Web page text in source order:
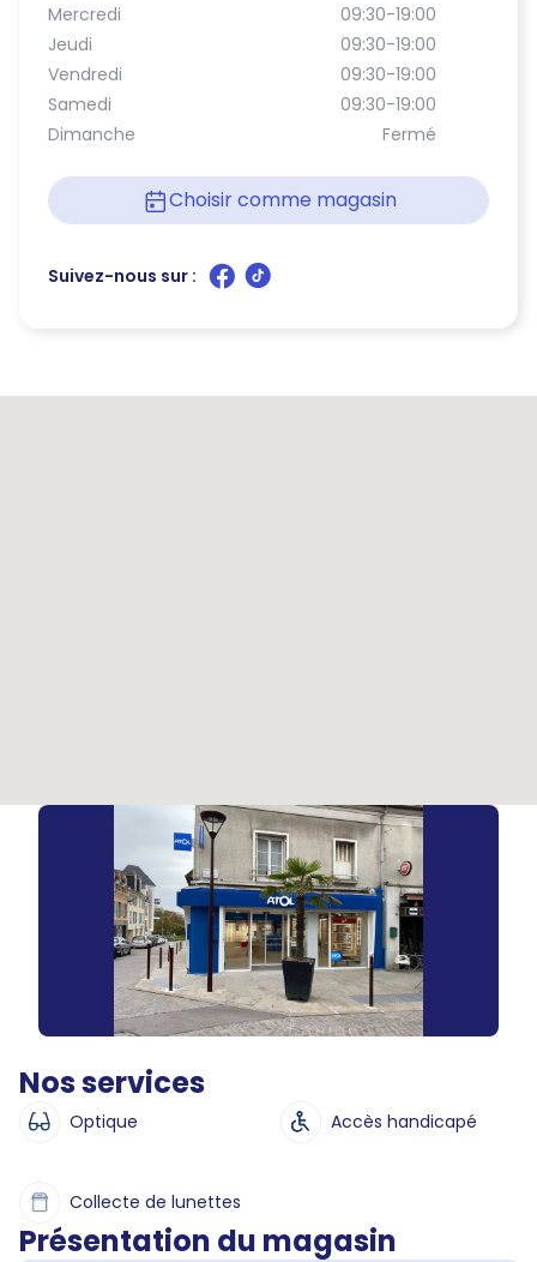
Mercredi
09:30-19:00
Jeudi
09:30-19:00
Vendredi
09:30-19:00
Samedi
09:30-19:00
Dimanche
Fermé
Choisir comme magasin
Suivez-nous sur :
Nos services
Optique Accès handicapé
Collecte de lunettes
Présentation du magasin